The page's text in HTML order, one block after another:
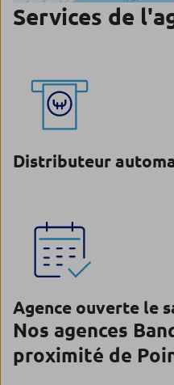
Services de
Distributeur
Agence ouverte le
Nos agences
proximité de